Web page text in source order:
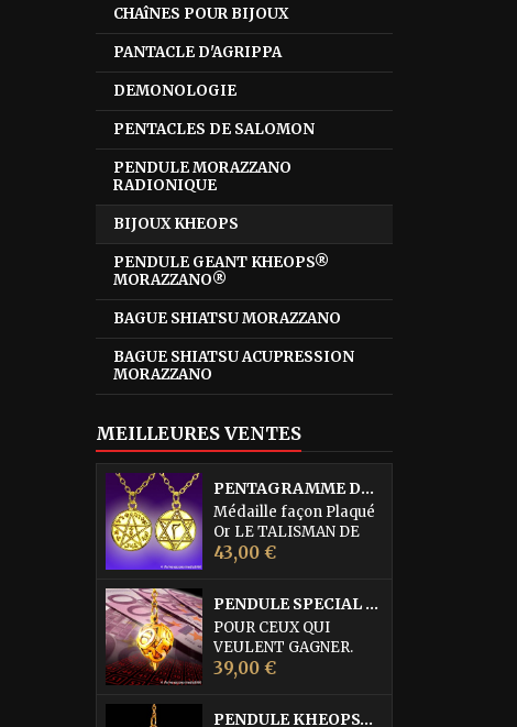
CHAîNES POUR BIJOUX
PANTACLE D'AGRIPPA
DEMONOLOGIE
PENTACLES DE SALOMON
PENDULE MORAZZANO
RADIONIQUE
BIJOUX KHEOPS
PENDULE GEANT KHEOPS®
MORAZZANO®
BAGUE SHIATSU MORAZZANO
BAGUE SHIATSU ACUPRESSION
MORAZZANO
MEILLEURES VENTES
PENTAGRAMME DE L'ABBE JULIO
Médaille façon Plaqué
Or LE TALISMAN DE
PROTECTION
serait la quintessence
des médailles de
Protection. Elle est
d'une efficacité
combattre les forces
Prix
43,00 €
PENDULE SPECIAL LOTO • DORURE OR FIN
POUR CEUX QUI
VEULENT GAGNER.
Pendule égrégorique
Prix
39,00 €
PENDULE KHEOPS® PHARAON MORAZZANO® DORÉ